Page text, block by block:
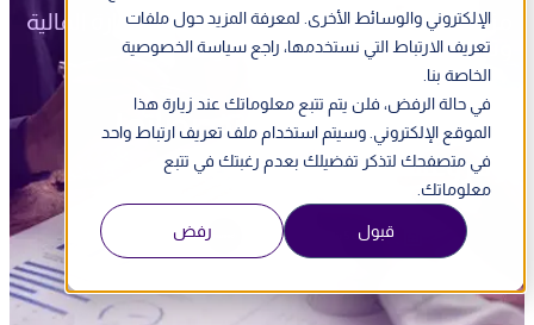
الإلكتروني والوسائط الأخرى. لمعرفة المزيد حول ملفات
تعريف الارتباط التي نستخدمها، راجع سياسة الخصوصية
الخاصة بنا.
في حالة الرفض، فلن يتم تتبع معلوماتك عند زيارة هذا
الموقع الإلكتروني. وسيتم استخدام ملف تعريف ارتباط واحد
في متصفحك لتذكر تفضيلك بعدم رغبتك في تتبع
معلوماتك.
قبول رفض
تعريف الإدارة المالية وتخصصاتها
وفروعها في الإمارات | 2026
مزيد»مدونة مزيد»محاسبة»تعريف الإدارة المالية
وتخصصاتها وفروعها في الإمارات | 2026
تم التحديث فريق مزيد المحاسبي